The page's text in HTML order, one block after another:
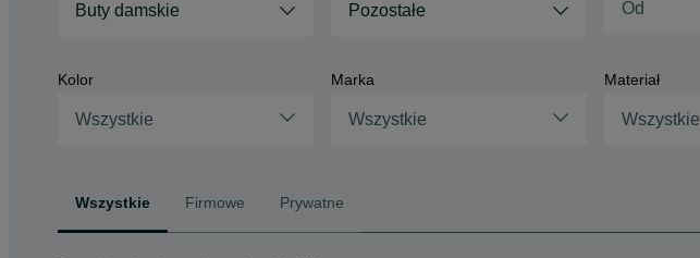
Buty damskie Pozostałe
Kolor
Wszystkie
Marka
Wszystkie
Materiał
Wszystkie
Wszystkie Firmowe Prywatne